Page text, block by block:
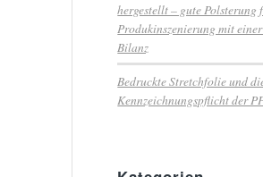
hergestellt – gute Polsterung
Produkinszenierung mit
Bilanz
Bedruckte Stretchfolie und
Kennzeichnungspflicht der